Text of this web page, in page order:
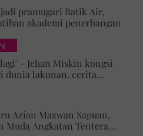
pramugari Batik Air,
akademi penerbangan
– Jehan Miskin kongsi
dunia lakonan, cerita
Azian Mazwan Sapuan,
Angkatan Tentera